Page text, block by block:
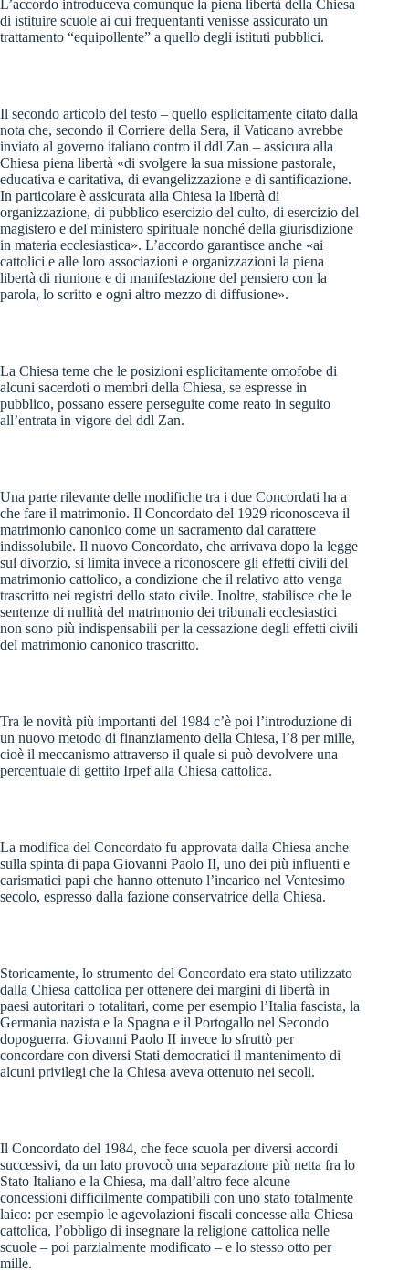
L’accordo introduceva comunque la piena libertà della Chiesa
di istituire scuole ai cui frequentanti venisse assicurato un
trattamento “equipollente” a quello degli istituti pubblici.
Il secondo articolo del testo – quello esplicitamente citato dalla
nota che, secondo il Corriere della Sera, il Vaticano avrebbe
inviato al governo italiano contro il ddl Zan – assicura alla
Chiesa piena libertà «di svolgere la sua missione pastorale,
educativa e caritativa, di evangelizzazione e di santificazione.
In particolare è assicurata alla Chiesa la libertà di
organizzazione, di pubblico esercizio del culto, di esercizio del
magistero e del ministero spirituale nonché della giurisdizione
in materia ecclesiastica». L’accordo garantisce anche «ai
cattolici e alle loro associazioni e organizzazioni la piena
libertà di riunione e di manifestazione del pensiero con la
parola, lo scritto e ogni altro mezzo di diffusione».
La Chiesa teme che le posizioni esplicitamente omofobe di
alcuni sacerdoti o membri della Chiesa, se espresse in
pubblico, possano essere perseguite come reato in seguito
all’entrata in vigore del ddl Zan.
Una parte rilevante delle modifiche tra i due Concordati ha a
che fare il matrimonio. Il Concordato del 1929 riconosceva il
matrimonio canonico come un sacramento dal carattere
indissolubile. Il nuovo Concordato, che arrivava dopo la legge
sul divorzio, si limita invece a riconoscere gli effetti civili del
matrimonio cattolico, a condizione che il relativo atto venga
trascritto nei registri dello stato civile. Inoltre, stabilisce che le
sentenze di nullità del matrimonio dei tribunali ecclesiastici
non sono più indispensabili per la cessazione degli effetti civili
del matrimonio canonico trascritto.
Tra le novità più importanti del 1984 c’è poi l’introduzione di
un nuovo metodo di finanziamento della Chiesa, l’8 per mille,
cioè il meccanismo attraverso il quale si può devolvere una
percentuale di gettito Irpef alla Chiesa cattolica.
La modifica del Concordato fu approvata dalla Chiesa anche
sulla spinta di papa Giovanni Paolo II, uno dei più influenti e
carismatici papi che hanno ottenuto l’incarico nel Ventesimo
secolo, espresso dalla fazione conservatrice della Chiesa.
Storicamente, lo strumento del Concordato era stato utilizzato
dalla Chiesa cattolica per ottenere dei margini di libertà in
paesi autoritari o totalitari, come per esempio l’Italia fascista, la
Germania nazista e la Spagna e il Portogallo nel Secondo
dopoguerra. Giovanni Paolo II invece lo sfruttò per
concordare con diversi Stati democratici il mantenimento di
alcuni privilegi che la Chiesa aveva ottenuto nei secoli.
Il Concordato del 1984, che fece scuola per diversi accordi
successivi, da un lato provocò una separazione più netta fra lo
Stato Italiano e la Chiesa, ma dall’altro fece alcune
concessioni difficilmente compatibili con uno stato totalmente
laico: per esempio le agevolazioni fiscali concesse alla Chiesa
cattolica, l’obbligo di insegnare la religione cattolica nelle
scuole – poi parzialmente modificato – e lo stesso otto per
mille.